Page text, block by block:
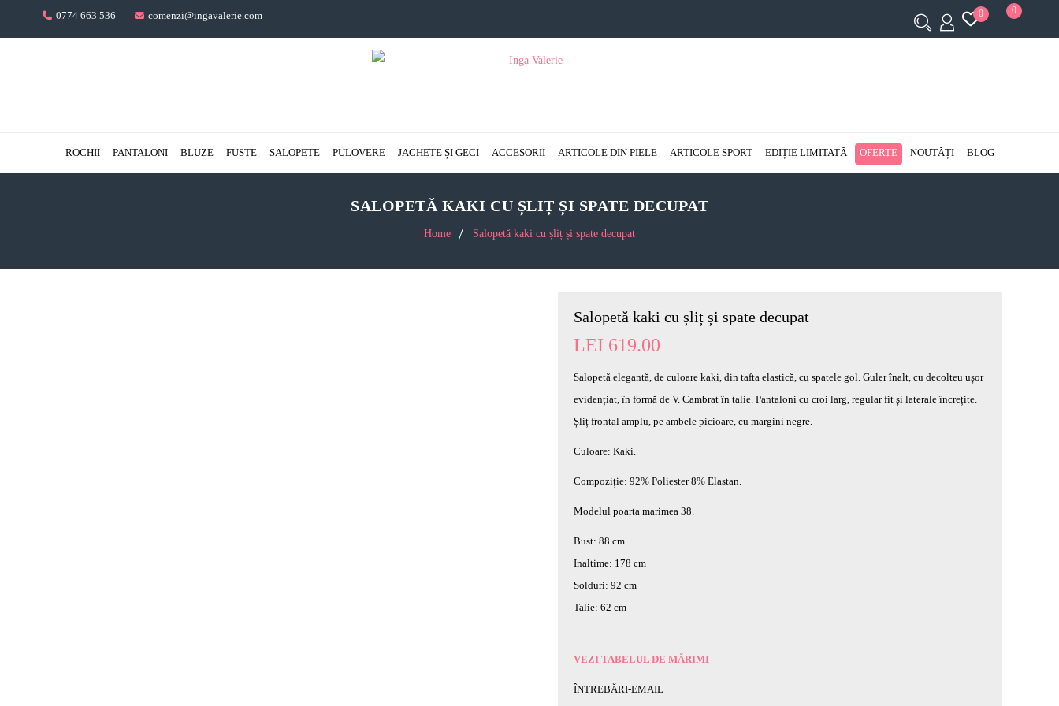
0774 663 536 comenzi@ingavalerie.com 0 0
ROCHII PANTALONI BLUZE FUSTE SALOPETE PULOVERE JACHETE ȘI GECI ACCESORII ARTICOLE DIN PIELE ARTICOLE SPORT EDIȚIE LIMITATĂ OFERTE NOUTĂȚI BLOG
SALOPETĂ KAKI CU ȘLIȚ ȘI SPATE DECUPAT
Home Salopetă kaki cu șliț și spate decupat
Salopetă kaki cu șliț și spate decupat
LEI 619.00
Salopetă elegantă, de culoare kaki, din tafta elastică, cu spatele gol. Guler înalt, cu decolteu ușor
evidențiat, în formă de V. Cambrat în talie. Pantaloni cu croi larg, regular fit și laterale încrețite.
Șliț frontal amplu, pe ambele picioare, cu margini negre.
Culoare: Kaki.
Compoziție: 92% Poliester 8% Elastan.
Modelul poarta marimea 38.
Bust: 88 cm
Inaltime: 178 cm
Solduri: 92 cm
Talie: 62 cm
VEZI TABELUL DE MĂRIMI
ÎNTREBĂRI-EMAIL